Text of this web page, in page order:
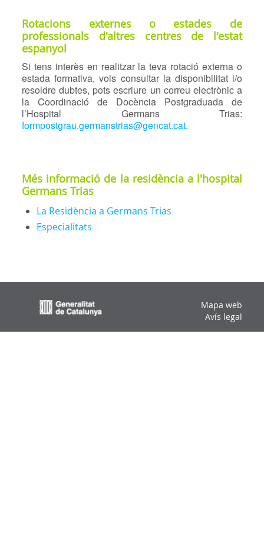
Rotacions externes o estades de
professionals d'altres centres de l'estat
espanyol
Si tens interès en realitzar la teva rotació externa o
estada formativa, vols consultar la disponibilitat i/o
resoldre dubtes, pots escriure un correu electrònic a
la Coordinació de Docència Postgraduada de
l’Hospital Germans Trias:
formpostgrau.germanstrias@gencat.cat.
Més informació de la residència a l'hospital
Germans Trias
La Residència a Germans Trias
Especialitats
Mapa web
Aví­s legal